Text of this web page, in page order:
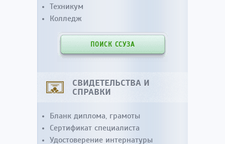
Техникум
Колледж
ПОИСК ССУЗА
СВИДЕТЕЛЬСТВА И
СПРАВКИ
Бланк диплома, грамоты
Сертификат специалиста
Удостоверение интернатуры